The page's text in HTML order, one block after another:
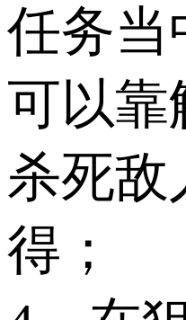
任务当
可以靠
杀死敌
得；